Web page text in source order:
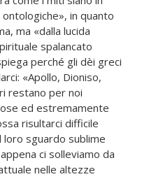
in quanto
ma «dalla lucida
spalancato
perché gli dèi greci
«Apollo, Dioniso,
restano per noi
ed estremamente
risultarci difficile
sguardo sublime
ci solleviamo da
nelle altezze